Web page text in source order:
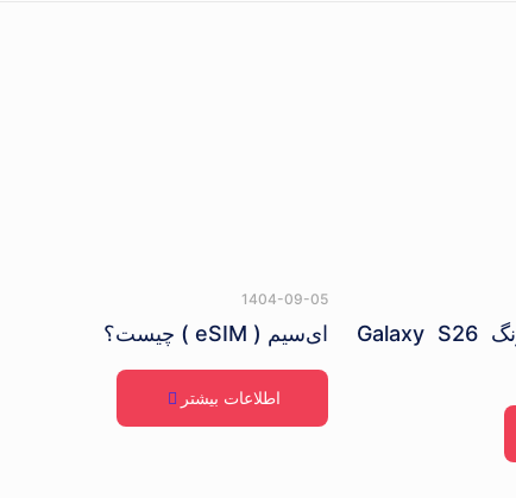
بررسی کامل سامسونگ Galaxy S26
1404-09-05
ای‌سیم ( eSIM ) چیست؟
اطلاعات بیشتر